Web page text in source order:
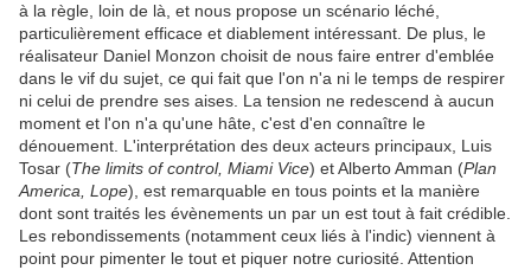
à la règle, loin de là, et nous propose un scénario léché,
particulièrement efficace et diablement intéressant. De plus, le
réalisateur Daniel Monzon choisit de nous faire entrer d'emblée
dans le vif du sujet, ce qui fait que l'on n'a ni le temps de respirer
ni celui de prendre ses aises. La tension ne redescend à aucun
moment et l'on n'a qu'une hâte, c'est d'en connaître le
dénouement. L'interprétation des deux acteurs principaux, Luis
Tosar (The limits of control, Miami Vice) et Alberto Amman (Plan
America, Lope), est remarquable en tous points et la manière
dont sont traités les évènements un par un est tout à fait crédible.
Les rebondissements (notamment ceux liés à l'indic) viennent à
point pour pimenter le tout et piquer notre curiosité. Attention